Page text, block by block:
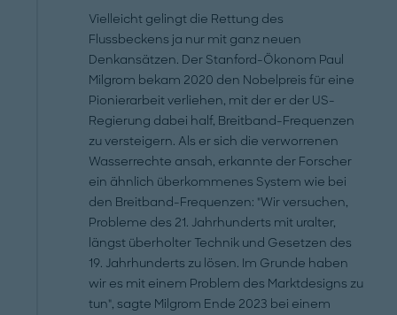
Vielleicht gelingt die Rettung des
Flussbeckens ja nur mit ganz neuen
Denkansätzen. Der Stanford-Ökonom Paul
Milgrom bekam 2020 den Nobelpreis für eine
Pionierarbeit verliehen, mit der er der US-
Regierung dabei half, Breitband-Frequenzen
zu versteigern. Als er sich die verworrenen
Wasserrechte ansah, erkannte der Forscher
ein ähnlich überkommenes System wie bei
den Breitband-Frequenzen: "Wir versuchen,
Probleme des 21. Jahrhunderts mit uralter,
längst überholter Technik und Gesetzen des
19. Jahrhunderts zu lösen. Im Grunde haben
wir es mit einem Problem des Marktdesigns zu
tun", sagte Milgrom Ende 2023 bei einem